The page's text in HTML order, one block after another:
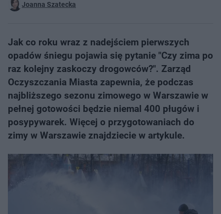
Joanna Szatecka
Jak co roku wraz z nadejściem pierwszych
opadów śniegu pojawia się pytanie "Czy zima po
raz kolejny zaskoczy drogowców?". Zarząd
Oczyszczania Miasta zapewnia, że podczas
najbliższego sezonu zimowego w Warszawie w
pełnej gotowości będzie niemal 400 pługów i
posypywarek. Więcej o przygotowaniach do
zimy w Warszawie znajdziecie w artykule.